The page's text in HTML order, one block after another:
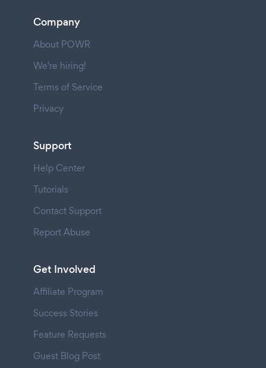
Company
About POWR
We're hiring!
Terms of Service
Privacy
Support
Help Center
Tutorials
Contact Support
Report Abuse
Get Involved
Affiliate Program
Success Stories
Feature Requests
Guest Blog Post